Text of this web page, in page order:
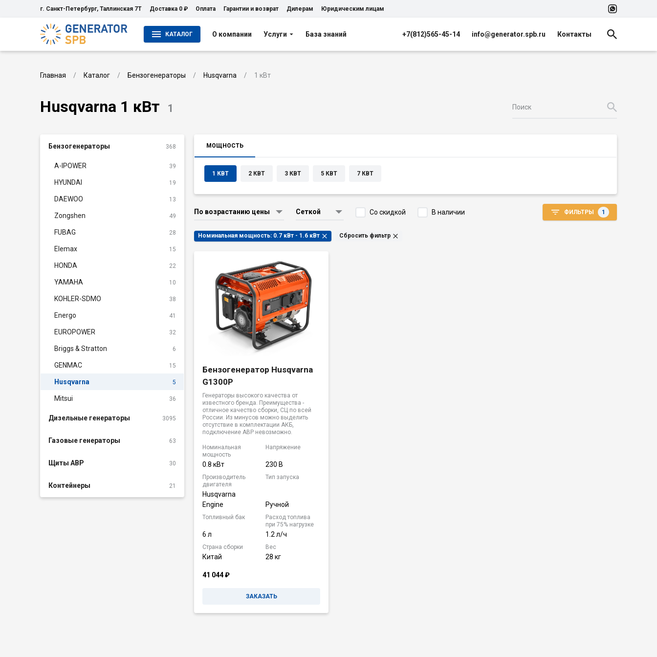
г. Санкт-Петербург, Таллинская 7Т Доставка 0 ₽ Оплата Гарантии и возврат Дилерам Юридическим лицам
КАТАЛОГ О компании Услуги База знаний +7(812)565-45-14 info@generator.spb.ru Контакты
Главная Каталог Бензогенераторы Husqvarna 1 кВт
Husqvarna 1 кВт 1
Бензогенераторы 368
A-IPOWER 39
HYUNDAI 19
DAEWOO 13
Zongshen 49
FUBAG 28
Elemax 15
HONDA 22
YAMAHA 10
KOHLER-SDMO 38
Energo 41
EUROPOWER 32
Briggs & Stratton 6
GENMAC 15
Husqvarna 5
Mitsui 36
Дизельные генераторы 3095
Газовые генераторы 63
Щиты АВР 30
Контейнеры 21
МОЩНОСТЬ
1 КВТ 2 КВТ 3 КВТ 5 КВТ 7 КВТ
По возрастанию цены Сеткой Со скидкой В наличии ФИЛЬТРЫ 1
Номинальная мощность: 0.7 кВт - 1.6 кВт Сбросить фильтр
Бензогенератор Husqvarna
G1300P
Генераторы высокого качества от
известного бренда. Преимущества -
отличное качество сборки, СЦ по всей
России. Из минусов можно выделить
отсутствие в комплектации АКБ,
подключение АВР невозможно.
Номинальная
мощность
0.8 кВт
Напряжение
230 В
Производитель
двигателя
Husqvarna
Engine
Тип запуска
Ручной
Топливный бак
6 л
Расход топлива
при 75% нагрузке
1.2 л/ч
Страна сборки
Китай
Вес
28 кг
41 044₽
ЗАКАЗАТЬ